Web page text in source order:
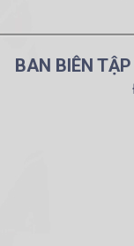
BAN BIÊN